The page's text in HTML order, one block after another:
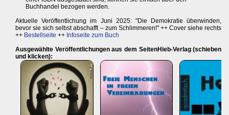
Buchhandel bezogen werden.
Aktuelle Veröffentlichung im Juni 2025: "Die Demokratie überwinden,
bevor sie sich selbst abschafft – zum Schlimmeren!" ++ Cover siehe rechts
++ Bestellseite ++ Infoseite zum Buch
Ausgewählte Veröffentlichungen aus dem SeitenHieb-Verlag (schieben
und klicken):